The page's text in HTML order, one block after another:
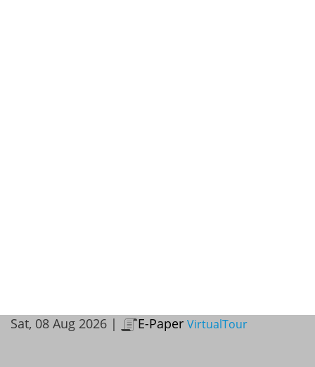
Sat, 08 Aug 2026 | E-Paper VirtualTour